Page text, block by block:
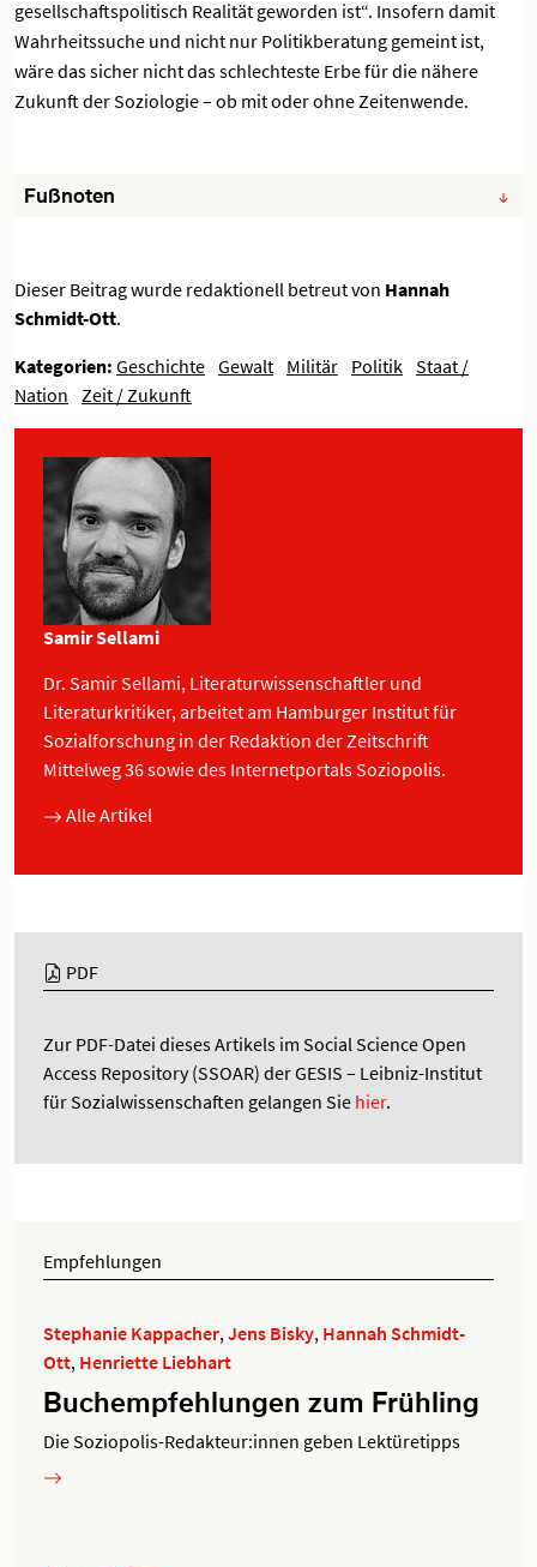
gesellschaftspolitisch Realität geworden ist“. Insofern damit
Wahrheitssuche und nicht nur Politikberatung gemeint ist,
wäre das sicher nicht das schlechteste Erbe für die nähere
Zukunft der Soziologie – ob mit oder ohne Zeitenwende.
Fußnoten
Dieser Beitrag wurde redaktionell betreut von Hannah
Schmidt-Ott.
Kategorien: Geschichte Gewalt Militär Politik Staat /
Nation
Zeit / Zukunft
Samir Sellami
Dr. Samir Sellami, Literaturwissenschaftler und
Literaturkritiker, arbeitet am Hamburger Institut für
Sozialforschung in der Redaktion der Zeitschrift
Mittelweg 36 sowie des Internetportals Soziopolis.
Alle Artikel
PDF
Zur PDF-Datei dieses Artikels im Social Science Open
Access Repository (SSOAR) der GESIS – Leibniz-Institut
für Sozialwissenschaften gelangen Sie hier.
Empfehlungen
Stephanie Kappacher,Jens Bisky, Hannah Schmidt-
Ott, Henriette Liebhart
Buchempfehlungen zum Frühling
Die Soziopolis-Redakteur:innen geben Lektüretipps